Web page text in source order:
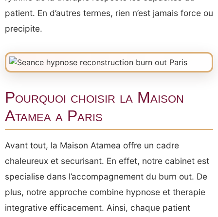
patient. En d’autres termes, rien n’est jamais force ou
precipite.
Pourquoi choisir la Maison
Atamea a Paris
Avant tout, la Maison Atamea offre un cadre
chaleureux et securisant. En effet, notre cabinet est
specialise dans l’accompagnement du burn out. De
plus, notre approche combine hypnose et therapie
integrative efficacement. Ainsi, chaque patient